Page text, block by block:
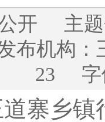
公开 主
布机构
23 字
寨乡镇